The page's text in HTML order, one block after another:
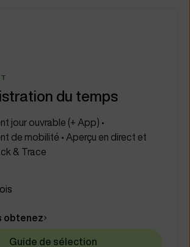
du temps
jour ouvrable (+ App) •
de mobilité • Aperçu en direct et
& Trace
obtenez
Guide de sélection